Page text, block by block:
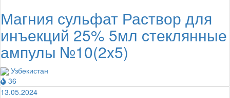
Магния сульфат Раствор для
инъекций 25% 5мл cтеклянные
ампулы №10(2x5)
Узбекистан
36
13.05.2024